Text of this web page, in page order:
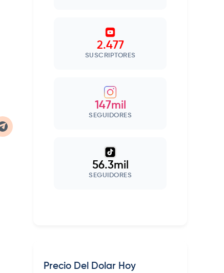
2.477
SUSCRIPTORES
147mil
SEGUIDORES
56.3mil
SEGUIDORES
Precio Del Dolar Hoy